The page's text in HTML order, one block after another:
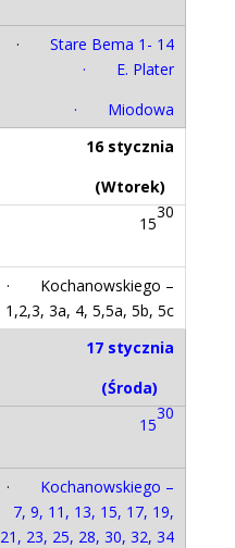
· Stare Bema 1- 14
· E. Plater
· Miodowa
16 stycznia
(Wtorek)
15
30
· Kochanowskiego –
1,2,3, 3a, 4, 5,5a, 5b, 5c
17 stycznia
(Środa)
15
30
·
Kochanowskiego –
7, 9, 11, 13, 15, 17, 19,
21, 23, 25, 28, 30, 32, 34